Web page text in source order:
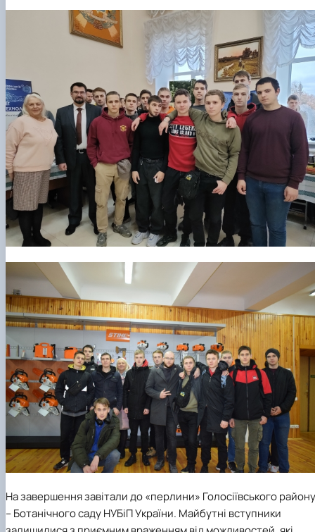
На завершення завітали до «перлини» Голосіївського району
– Ботанічного саду НУБіП України. Майбутні вступники